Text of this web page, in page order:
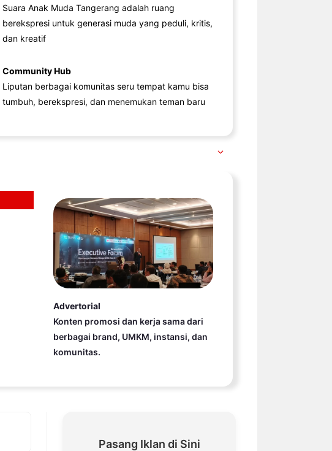
Suara Anak Muda Tangerang adalah ruang
berekspresi untuk generasi muda yang peduli, kritis,
dan kreatif
Community Hub
Liputan berbagai komunitas seru tempat kamu bisa
tumbuh, berekspresi, dan menemukan teman baru
Advertorial
Konten promosi dan kerja sama dari
berbagai brand, UMKM, instansi, dan
komunitas.
Pasang Iklan di Sini